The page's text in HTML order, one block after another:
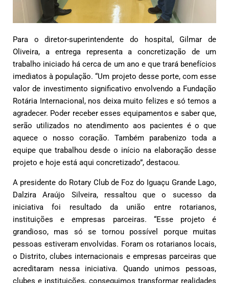
Para o diretor-superintendente do hospital, Gilmar de
Oliveira, a entrega representa a concretização de um
trabalho iniciado há cerca de um ano e que trará benefícios
imediatos à população. “Um projeto desse porte, com esse
valor de investimento significativo envolvendo a Fundação
Rotária Internacional, nos deixa muito felizes e só temos a
agradecer. Poder receber esses equipamentos e saber que,
serão utilizados no atendimento aos pacientes é o que
aquece o nosso coração. Também parabenizo toda a
equipe que trabalhou desde o início na elaboração desse
projeto e hoje está aqui concretizado”, destacou.
A presidente do Rotary Club de Foz do Iguaçu Grande Lago,
Dalzira Araújo Silveira, ressaltou que o sucesso da
iniciativa foi resultado da união entre rotarianos,
instituições e empresas parceiras. “Esse projeto é
grandioso, mas só se tornou possível porque muitas
pessoas estiveram envolvidas. Foram os rotarianos locais,
o Distrito, clubes internacionais e empresas parceiras que
acreditaram nessa iniciativa. Quando unimos pessoas,
clubes e instituições, conseguimos transformar realidades